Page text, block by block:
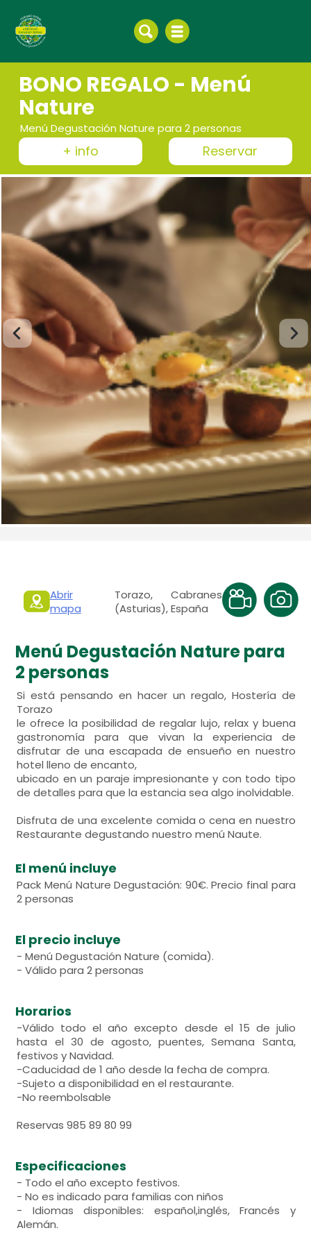
BONO REGALO - Menú
Nature
Menú Degustación Nature para 2 personas
+ info Reservar
Abrir
mapa
Torazo, Cabranes
(Asturias), España
Menú Degustación Nature para
2 personas
Si está pensando en hacer un regalo, Hostería de
Torazo
le ofrece la posibilidad de regalar lujo, relax y buena
gastronomía para que vivan la experiencia de
disfrutar de una escapada de ensueño en nuestro
hotel lleno de encanto,
ubicado en un paraje impresionante y con todo tipo
de detalles para que la estancia sea algo inolvidable.
Disfruta de una excelente comida o cena en nuestro
Restaurante degustando nuestro menú Naute.
El menú incluye
Pack Menú Nature Degustación: 90€. Precio final para
2 personas
El precio incluye
- Menú Degustación Nature (comida).
- Válido para 2 personas
Horarios
-Válido todo el año excepto desde el 15 de julio
hasta el 30 de agosto, puentes, Semana Santa,
festivos y Navidad.
-Caducidad de 1 año desde la fecha de compra.
-Sujeto a disponibilidad en el restaurante.
-No reembolsable
Reservas 985 89 80 99
Especificaciones
- Todo el año excepto festivos.
- No es indicado para familias con niños
- Idiomas disponibles: español,inglés, Francés y
Alemán.